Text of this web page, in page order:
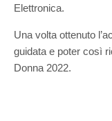
Elettronica.
Una volta ottenuto
guidata e poter così
Donna 2022.